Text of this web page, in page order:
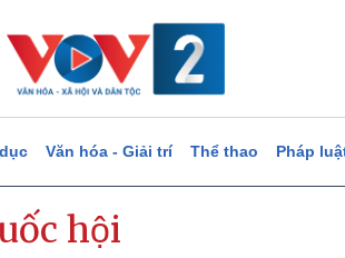
Văn hóa - Giải trí Thể thao Pháp
hội